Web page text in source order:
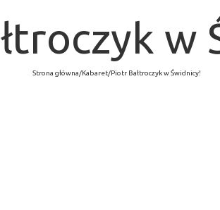
w
Strona główna/Kabaret/Piotr Bałtroczyk w Świdnicy!